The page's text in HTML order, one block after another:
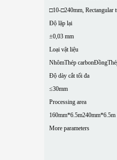
□10-□240mm, Rectangular
Độ lặp lại
±0,03 mm
Loại vật liệu
NhômThép carbonĐồng
Độ dày cắt tối đa
≤30mm
Processing area
160mm*6.5m240mm*6.5m
More parameters